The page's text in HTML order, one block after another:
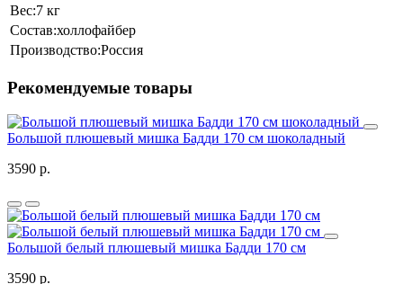
Вес:7 кг
Состав:холлофайбер
Производство:Россия
Рекомендуемые товары
Большой плюшевый мишка Бадди 170 см шоколадный
3590 р.
Большой белый плюшевый мишка Бадди 170 см
3590 р.